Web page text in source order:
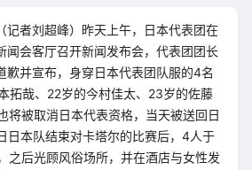
记者刘超峰）昨天上午，日本代表团在
闻会客厅召开新闻发布会，代表团团长
歉并宣布，身穿日本代表团队服的4名
拓哉、22岁的今村佳太、23岁的佐藤
将被取消日本代表资格，当天被送回日
日本队结束对卡塔尔的比赛后，4人于
之后光顾风俗场所，并在酒店与女性发